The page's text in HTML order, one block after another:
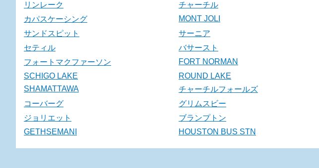
リンレーク
チャーチル
カパスケーシング
MONT JOLI
サンドスピット
サーニア
セティル
バサースト
フォートマクファーソン
FORT NORMAN
SCHIGO LAKE
ROUND LAKE
SHAMATTAWA
チャーチルフォールズ
コーバーグ
グリムスビー
ジョリエット
ブランプトン
GETHSEMANI
HOUSTON BUS STN